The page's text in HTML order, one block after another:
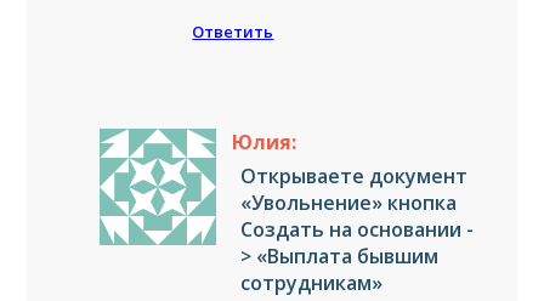
Ответить
Юлия:
Открываете документ
«Увольнение» кнопка
Создать на основании -
> «Выплата бывшим
сотрудникам»